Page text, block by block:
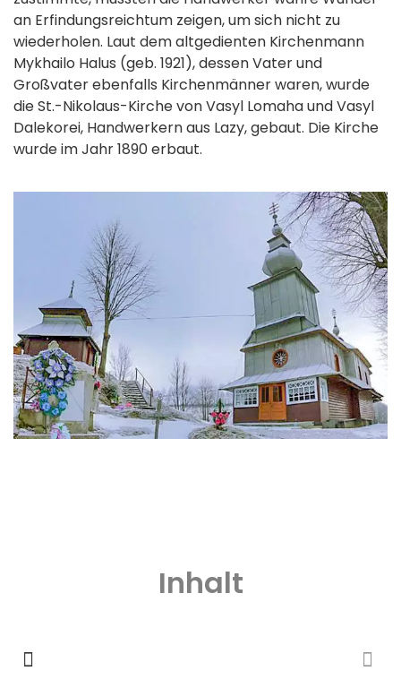
an Erfindungsreichtum zeigen, um sich nicht zu
wiederholen. Laut dem altgedienten Kirchenmann
Mykhailo Halus (geb. 1921), dessen Vater und
Großvater ebenfalls Kirchenmänner waren, wurde
die St.-Nikolaus-Kirche von Vasyl Lomaha und Vasyl
Dalekorei, Handwerkern aus Lazy, gebaut. Die Kirche
wurde im Jahr 1890 erbaut.
Inhalt